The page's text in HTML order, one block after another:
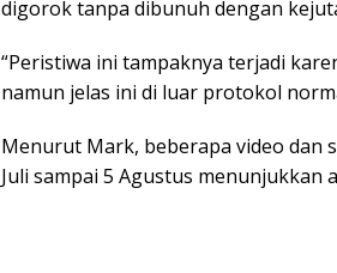
digorok tanpa dibunuh dengan
“Peristiwa ini tampaknya terjadi
namun jelas ini di luar protokol
Menurut Mark, beberapa video dan
Juli sampai 5 Agustus menunjukkan